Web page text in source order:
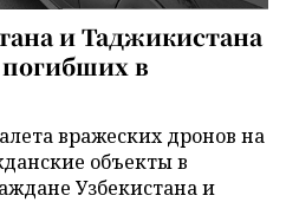
и Таджикистана
погибших в
вражеских дронов на
объекты в
Узбекистана и